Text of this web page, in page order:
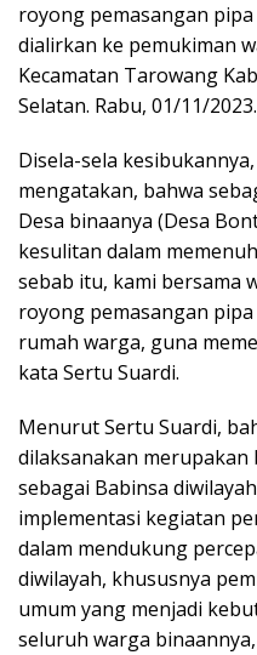
royong pemasangan
dialirkan ke pemukiman
Kecamatan Tarowang
Selatan. Rabu, 01/11/2023.
Disela-sela
mengatakan, bahwa
Desa binaanya (Desa
kesulitan dalam
sebab itu, kami bersama
royong pemasangan
rumah warga, guna
kata Sertu Suardi.
Menurut Sertu Suardi,
dilaksanakan
sebagai Babinsa
implementasi kegiatan
dalam mendukung
diwilayah, khususnya
umum yang menjadi
seluruh warga